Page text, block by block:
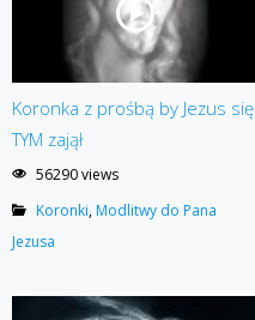
Koronka z prośbą by Jezus się
TYM zajął
56290 views
Koronki,Modlitwy do Pana
Jezusa